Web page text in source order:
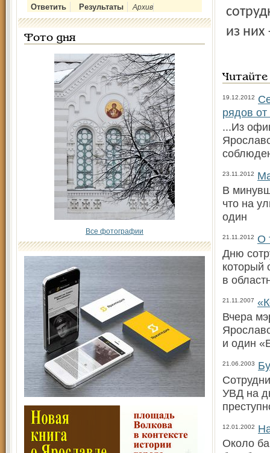
Архив
Фото дня
Все фотографии
из них
19.12.2012
рядов от
...Из
23.11.2012
В
что на
один
21.11.2012
О
Дню
который
в
21.11.2007
Вчера
и один
21.06.2003
УВД на
12.01.2002
Около